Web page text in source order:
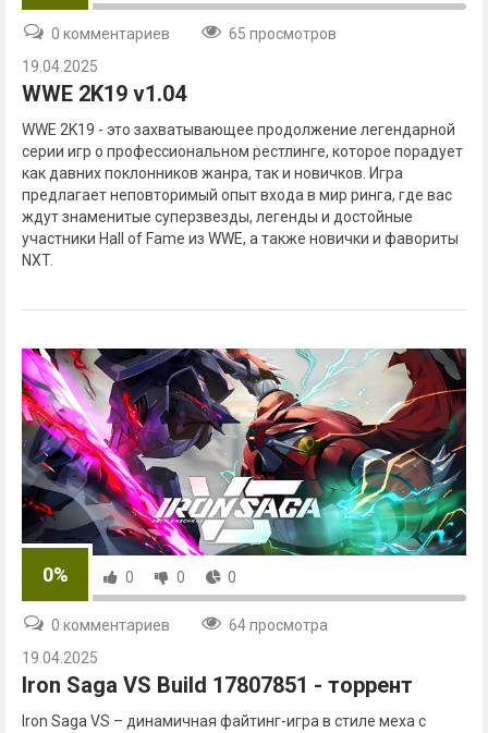
0 комментариев
65 просмотров
19.04.2025
WWE 2K19 v1.04
WWE 2K19 - это захватывающее продолжение легендарной
серии игр о профессиональном рестлинге, которое порадует
как давних поклонников жанра, так и новичков. Игра
предлагает неповторимый опыт входа в мир ринга, где вас
ждут знаменитые суперзвезды, легенды и достойные
участники Hall of Fame из WWE, а также новички и фавориты
NXT.
0% 0 0 0
0 комментариев
64 просмотра
19.04.2025
Iron Saga VS Build 17807851 - торрент
Iron Saga VS – динамичная файтинг-игра в стиле меха с